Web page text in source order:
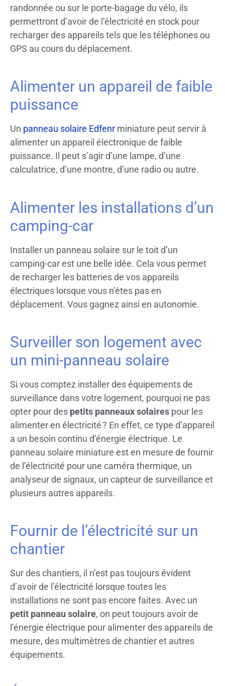
randonnée ou sur le porte-bagage du vélo, ils
permettront d’avoir de l’électricité en stock pour
recharger des appareils tels que les téléphones ou
GPS au cours du déplacement.
Alimenter un appareil de faible
puissance
Un panneau solaire Edfenr miniature peut servir à
alimenter un appareil électronique de faible
puissance. Il peut s’agir d’une lampe, d’une
calculatrice, d’une montre, d’une radio ou autre.
Alimenter les installations d’un
camping-car
Installer un panneau solaire sur le toit d’un
camping-car est une belle idée. Cela vous permet
de recharger les batteries de vos appareils
électriques lorsque vous n’êtes pas en
déplacement. Vous gagnez ainsi en autonomie.
Surveiller son logement avec
un mini-panneau solaire
Si vous comptez installer des équipements de
surveillance dans votre logement, pourquoi ne pas
opter pour des petits panneaux solaires pour les
alimenter en électricité ? En effet, ce type d’appareil
a un besoin continu d’énergie électrique. Le
panneau solaire miniature est en mesure de fournir
de l’électricité pour une caméra thermique, un
analyseur de signaux, un capteur de surveillance et
plusieurs autres appareils.
Fournir de l’électricité sur un
chantier
Sur des chantiers, il n’est pas toujours évident
d’avoir de l’électricité lorsque toutes les
installations ne sont pas encore faites. Avec un
petit panneau solaire, on peut toujours avoir de
l’énergie électrique pour alimenter des appareils de
mesure, des multimètres de chantier et autres
équipements.